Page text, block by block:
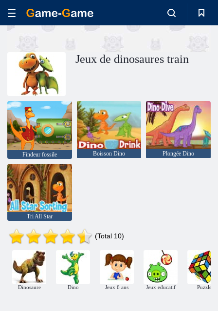
Jeux de dinosaures train
Findeur fossile Boisson Dino Plongée Dino
Tri All Star
(Total 10)
Dinosaure Dino Jeux 6 ans Jeux educatif Puzzle